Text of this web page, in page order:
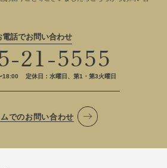
電話でお問い合わせ
21-5555
18:00 定休日：水曜日、第1・第3火曜日
でのお問い合わせ